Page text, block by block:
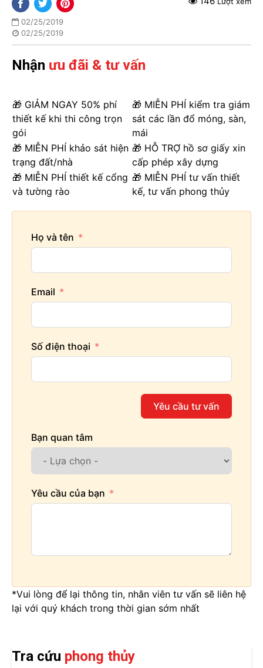
02/25/2019
02/25/2019
Nhận ưu đãi & tư vấn
🎁 GIẢM NGAY 50% phí
thiết kế khi thi công trọn
gói
🎁 MIỄN PHÍ kiểm tra giám
sát các lần đổ móng, sàn,
mái
🎁 MIỄN PHÍ khảo sát hiện
trạng đất/nhà
🎁 HỖ TRỢ hồ sơ giấy xin
cấp phép xây dựng
🎁 MIỄN PHÍ thiết kế cổng
và tường rào
🎁 MIỄN PHÍ tư vấn thiết
kế, tư vấn phong thủy
Họ và tên
Email
Số điện thoại
Yêu cầu tư vấn
Bạn quan tâm
Yêu cầu của bạn
*Vui lòng để lại thông tin, nhân viên tư vấn sẽ liên hệ
lại với quý khách trong thời gian sớm nhất
Tra cứu phong thủy